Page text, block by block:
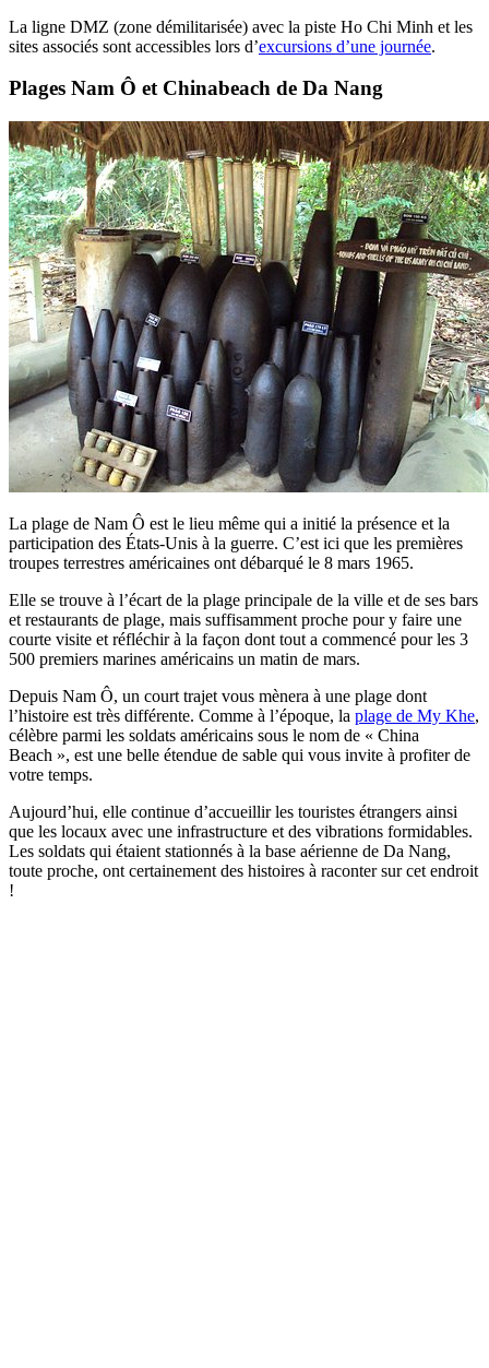
La ligne DMZ (zone démilitarisée) avec la piste Ho Chi Minh et les
sites associés sont accessibles lors d’excursions d’une journée.
Plages Nam Ô et Chinabeach de Da Nang
La plage de Nam Ô est le lieu même qui a initié la présence et la
participation des États-Unis à la guerre. C’est ici que les premières
troupes terrestres américaines ont débarqué le 8 mars 1965.
Elle se trouve à l’écart de la plage principale de la ville et de ses bars
et restaurants de plage, mais suffisamment proche pour y faire une
courte visite et réfléchir à la façon dont tout a commencé pour les 3
500 premiers marines américains un matin de mars.
Depuis Nam Ô, un court trajet vous mènera à une plage dont
l’histoire est très différente. Comme à l’époque, la plage de My Khe,
célèbre parmi les soldats américains sous le nom de « China
Beach », est une belle étendue de sable qui vous invite à profiter de
votre temps.
Aujourd’hui, elle continue d’accueillir les touristes étrangers ainsi
que les locaux avec une infrastructure et des vibrations formidables.
Les soldats qui étaient stationnés à la base aérienne de Da Nang,
toute proche, ont certainement des histoires à raconter sur cet endroit
!